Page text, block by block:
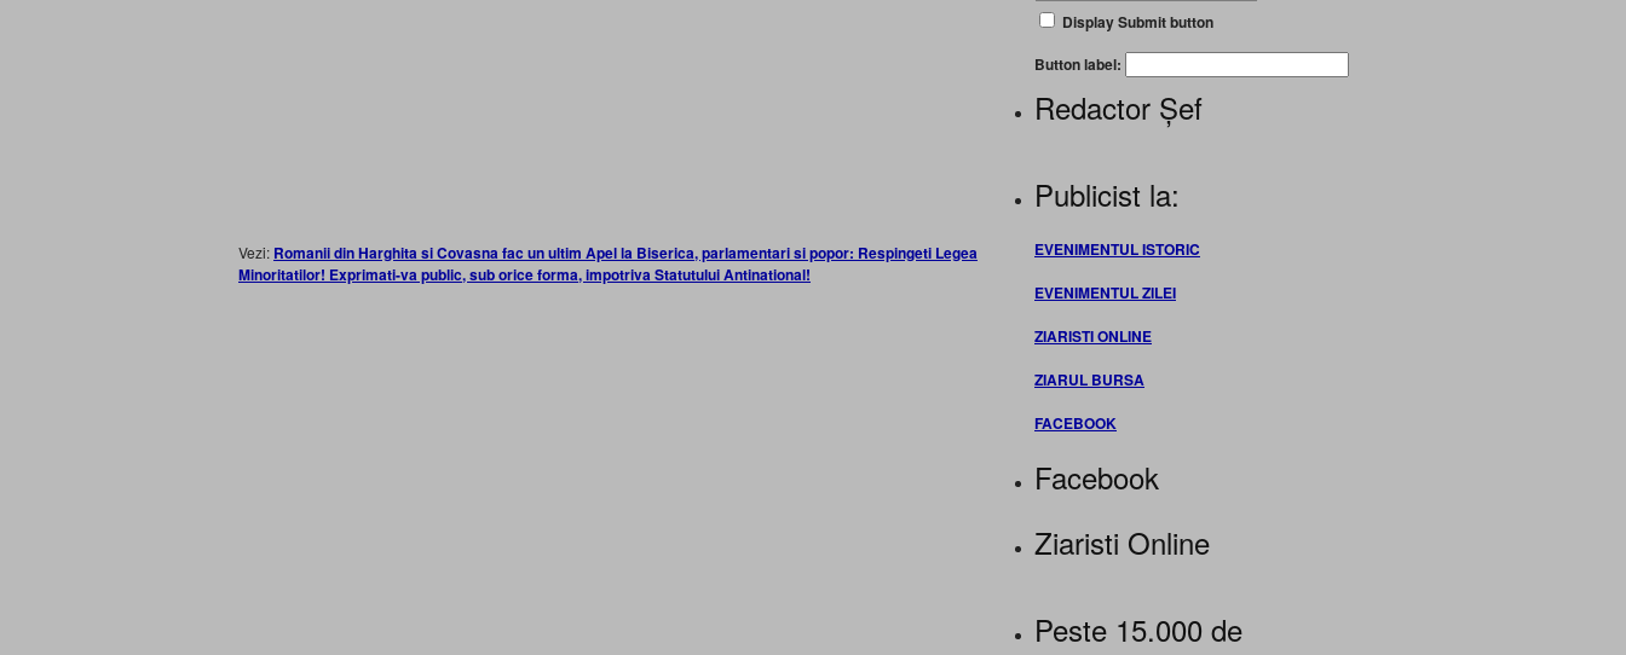
Vezi: Romanii din Harghita si Covasna fac un ultim Apel la Biserica, parlamentari si popor: Respingeti Legea
Minoritatilor! Exprimati-va public, sub orice forma, impotriva Statutului Antinational!
Display Submit button
Button label:
Redactor Șef
Publicist la:
EVENIMENTUL ISTORIC
EVENIMENTUL ZILEI
ZIARISTI ONLINE
ZIARUL BURSA
FACEBOOK
Facebook
Ziaristi Online
Peste 15.000 de